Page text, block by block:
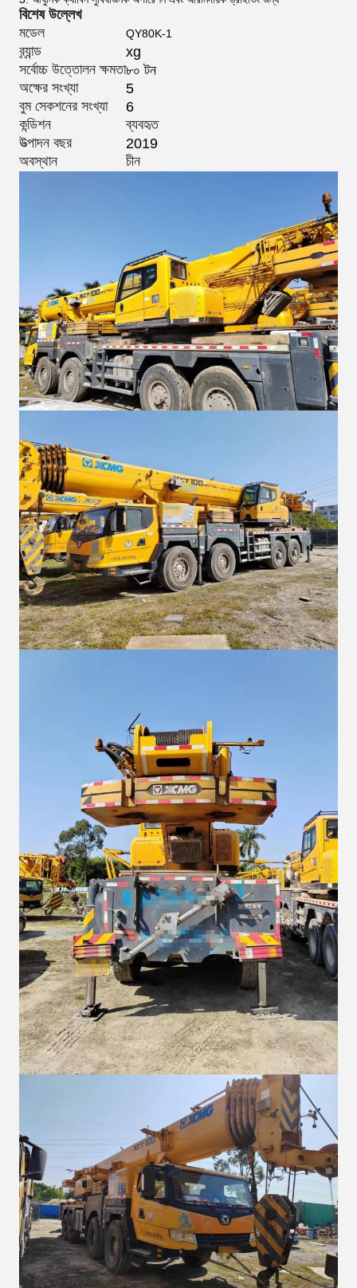
বিশেষ উল্লেখ
মডেল
QY80K-1
ব্র্যান্ড
xg
সর্বোচ্চ উত্তোলন ক্ষমতা৮০ টন
অক্ষের সংখ্যা
5
বুম সেকশনের সংখ্যা
6
কন্ডিশন
ব্যবহৃত
উত্পাদন বছর
2019
অবস্থান
চীন